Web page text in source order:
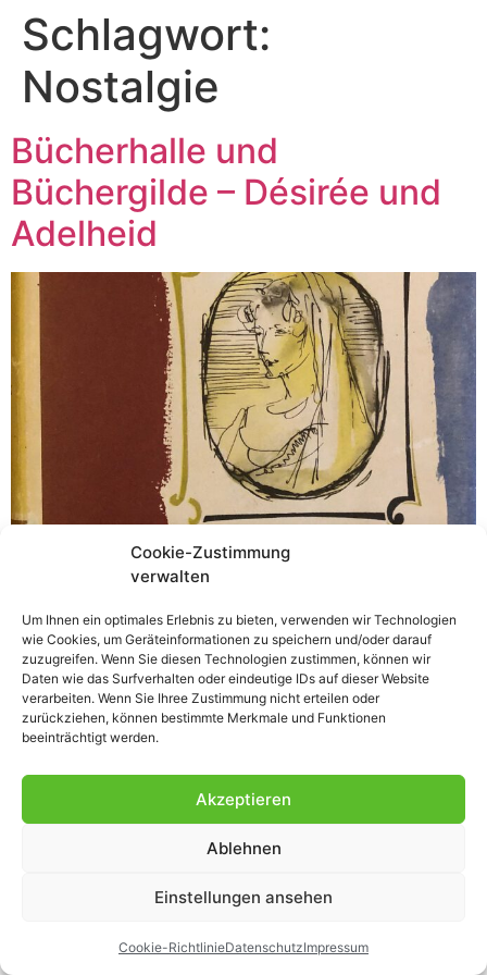
Cookie-Zustimmung
verwalten
Um Ihnen ein optimales Erlebnis zu bieten, verwenden wir Technologien
wie Cookies, um Geräteinformationen zu speichern und/oder darauf
zuzugreifen. Wenn Sie diesen Technologien zustimmen, können wir
Daten wie das Surfverhalten oder eindeutige IDs auf dieser Website
verarbeiten. Wenn Sie Ihree Zustimmung nicht erteilen oder
zurückziehen, können bestimmte Merkmale und Funktionen
beeinträchtigt werden.
Akzeptieren
Ablehnen
Einstellungen ansehen
Cookie-RichtlinieDatenschutzImpressum
Schlagwort:
Nostalgie
Bücherhalle und
Büchergilde – Désirée und
Adelheid
Nostalgie vor dem Bücherregal im Hier und Jetzt Um
eine Stelle in einem Romanmanuskript inhaltlich zu
überprüfen, recherchiere ich in mehreren Lexika und bei
Wikipedia den Begriff Büchergilde. Mit jedem Satz, den
ich über die Geschichte der traditionsreichen
Buchgemeinschaft lese, werde ich unruhiger. Nostalgie-
Tag! So nenne ich diese Tage, an denen Erinnerungen in